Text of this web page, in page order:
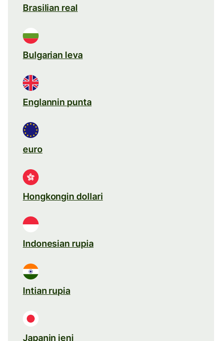
Brasilian real
Bulgarian leva
Englannin punta
euro
Hongkongin dollari
Indonesian rupia
Intian rupia
Japanin jeni